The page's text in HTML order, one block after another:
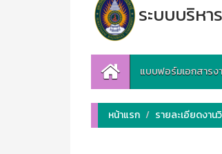
ระบบบริห
แบบฟอร์มเอกสารง
หน้าแรก รายละเอียดงา